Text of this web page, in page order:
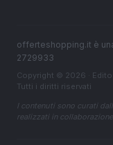
offerteshopping.it è
2729933
Copyright © 2026 ·
Tutti i diritti riservati
I contenuti sono curati
realizzati in